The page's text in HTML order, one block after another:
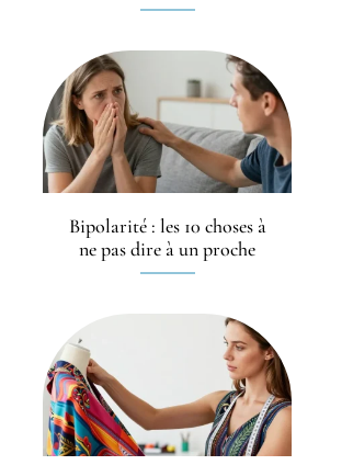
Bipolarité : les 10 choses à
ne pas dire à un proche